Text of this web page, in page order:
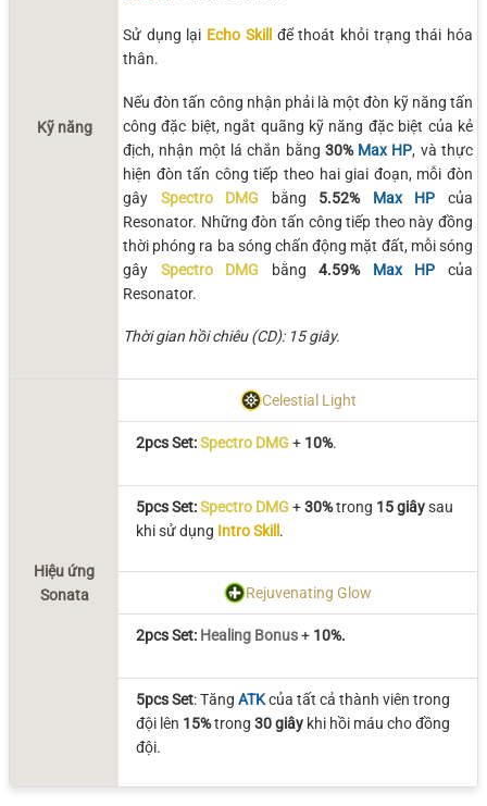
Kỹ năng
Sử dụng lại Echo Skill
để thoát khỏi trạng thái hóa
thân.
Nếu đòn tấn công nhận phải là một đòn kỹ năng tấn
công đặc biệt, ngắt quãng kỹ năng đặc biệt của kẻ
địch, nhận một lá chắn bằng 30% Max HP, và thực
hiện đòn tấn công tiếp theo hai giai đoạn, mỗi đòn
gây Spectro DMG bằng 5.52% Max HP của
Resonator. Những đòn tấn công tiếp theo này đồng
thời phóng ra ba sóng chấn động mặt đất, mỗi sóng
gây Spectro DMG bằng4.59% Max HP của
Resonator.
Thời gian hồi chiêu (CD): 15 giây.
Hiệu ứng
Sonata
Celestial Light
2pcs Set:Spectro DMG + 10%.
5pcs Set:Spectro DMG +30%trong 15 giâysau
khi sử dụng Intro Skill .
Rejuvenating Glow
2pcs Set: Healing Bonus+ 10%.
5pcs Set: Tăng ATKcủa tất cả thành viên trong
đội lên 15%trong 30 giây khi hồi máu cho đồng
đội.